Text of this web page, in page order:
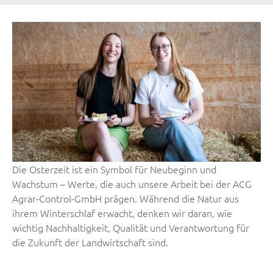
Show larger version
Die Osterzeit ist ein Symbol für Neubeginn und
Wachstum – Werte, die auch unsere Arbeit bei der ACG
Agrar-Control-GmbH prägen. Während die Natur aus
ihrem Winterschlaf erwacht, denken wir daran, wie
wichtig Nachhaltigkeit, Qualität und Verantwortung für
die Zukunft der Landwirtschaft sind.